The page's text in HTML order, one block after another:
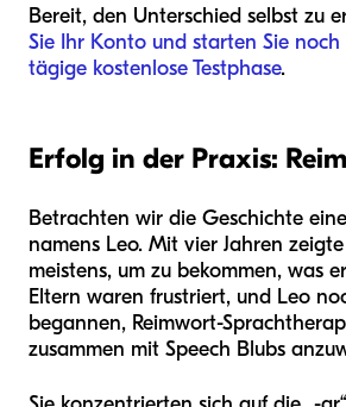
Bereit, den Unterschied selbst zu
Sie Ihr Konto und starten Sie noch
tägige kostenlose Testphase.
Erfolg in der Praxis:
Betrachten wir die Geschichte
namens Leo. Mit vier Jahren
meistens, um zu bekommen, was
Eltern waren frustriert, und Leo
begannen, Reimwort-
zusammen mit Speech Blubs